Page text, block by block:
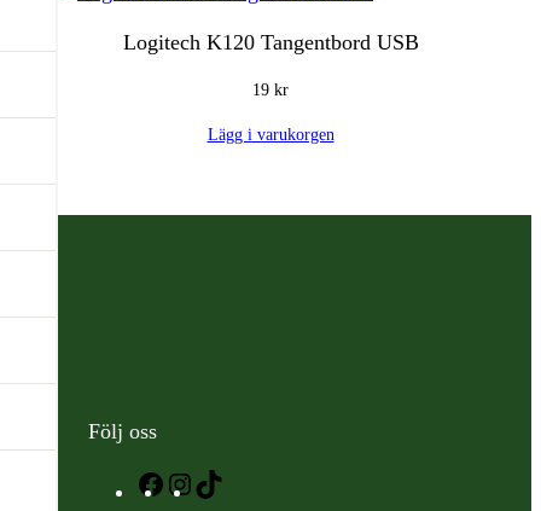
Logitech K120 Tangentbord USB
19 kr
Lägg i varukorgen
Följ oss
Facebook
Instagram